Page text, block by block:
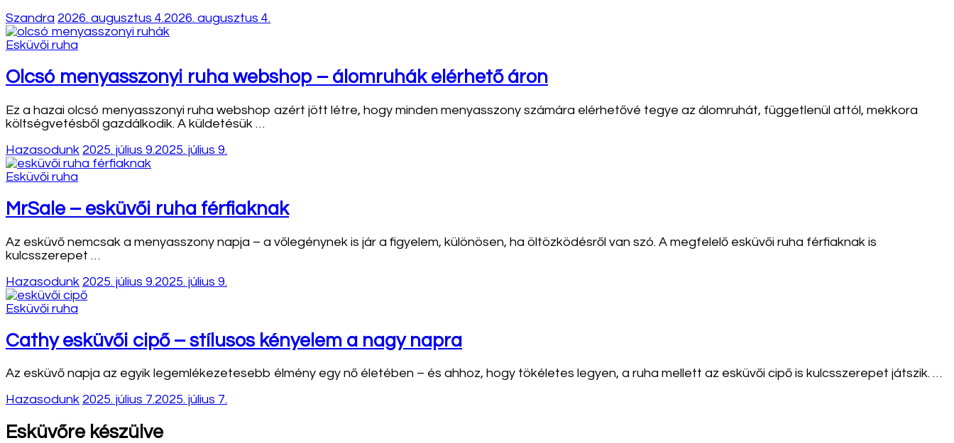
Szandra 2026. augusztus 4.2026. augusztus 4.
Esküvői ruha
Olcsó menyasszonyi ruha webshop – álomruhák elérhető áron
Ez a hazai olcsó menyasszonyi ruha webshop azért jött létre, hogy minden menyasszony számára elérhetővé tegye az álomruhát, függetlenül attól, mekkora
költségvetésből gazdálkodik. A küldetésük …
Hazasodunk 2025. július 9.2025. július 9.
Esküvői ruha
MrSale – esküvői ruha férfiaknak
Az esküvő nemcsak a menyasszony napja – a vőlegénynek is jár a figyelem, különösen, ha öltözködésről van szó. A megfelelő esküvői ruha férfiaknak is
kulcsszerepet …
Hazasodunk 2025. július 9.2025. július 9.
Esküvői ruha
Cathy esküvői cipő – stílusos kényelem a nagy napra
Az esküvő napja az egyik legemlékezetesebb élmény egy nő életében – és ahhoz, hogy tökéletes legyen, a ruha mellett az esküvői cipő is kulcsszerepet játszik. …
Hazasodunk 2025. július 7.2025. július 7.
Esküvőre készülve